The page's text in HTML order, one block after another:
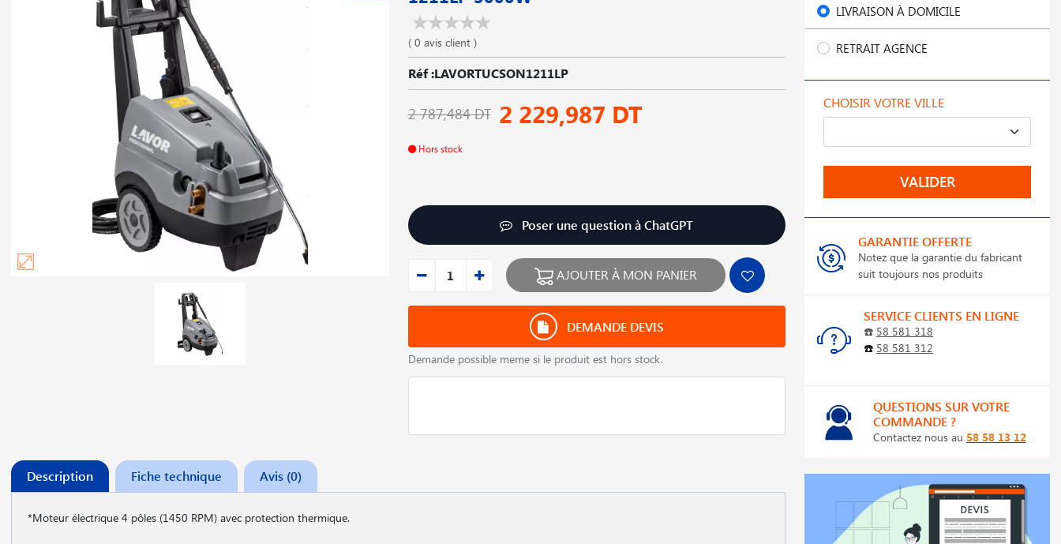
( 0 avis client )
Réf :LAVORTUCSON1211LP
2 787,484 DT 2 229,987 DT
Hors stock
Poser une question à ChatGPT
AJOUTER À MON PANIER
DEMANDE DEVIS
Demande possible meme si le produit est hors stock.
Description Fiche technique Avis (0)
*Moteur électrique 4 pôles (1450 RPM) avec protection thermique.
LIVRAISON À DOMICILE
RETRAIT AGENCE
CHOISIR VOTRE VILLE
VALIDER
GARANTIE OFFERTE
Notez que la garantie du fabricant
suit toujours nos produits
SERVICE CLIENTS EN LIGNE
☎️ 58 581 318
☎️ 58 581 312
QUESTIONS SUR VOTRE
COMMANDE ?
Contactez nous au 58 58 13 12